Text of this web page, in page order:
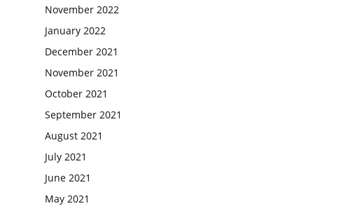
November 2022
January 2022
December 2021
November 2021
October 2021
September 2021
August 2021
July 2021
June 2021
May 2021